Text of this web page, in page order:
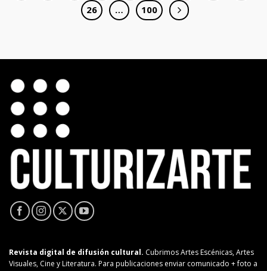
26
… 100
Revista digital de difusión cultural. Cubrimos Artes Escénicas, Artes
Visuales, Cine y Literatura. Para publicaciones enviar comunicado + foto a